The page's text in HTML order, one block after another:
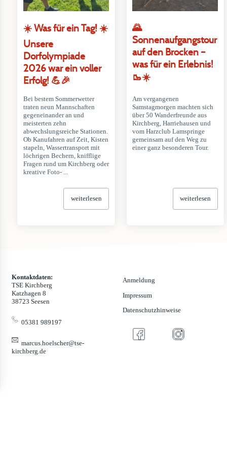
☀️ Was für ein Tag! ☀️
Unsere
Dorfolympiade
2026 war ein voller
Erfolg! 💪🎉
Bei bestem Sommerwetter
traten neun Mannschaften
gegeneinander an und
meisterten zehn
abwechslungsreiche Stationen.
Ob Kanufahren auf Zeit, Kisten
stapeln, Wassertransport mit
löchrigen Bechern, knifflige
Fragen rund um Kirchberg oder
kreative Foto- ...
weiterlesen
🌄
Sonnenaufgangstour
auf den Brocken –
was für ein Erlebnis!
🥾☀️
Am vergangenen
Samstagmorgen machten sich
über 50 Wanderfreunde aus
Kirchberg, Harriehausen und
vom Harzclub Lamspringe
gemeinsam auf den Weg zu
einer ganz besonderen Tour.
weiterlesen
Kontaktdaten:
TSE Kirchberg
Katzhagen 8
38723 Seesen
05381 989197
marcus.hoelscher@tse-
kirchberg.de
Anmeldung
Impressum
Datenschutzhinweise